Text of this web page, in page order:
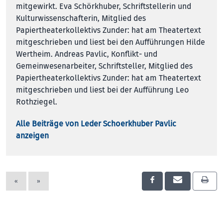
mitgewirkt. Eva Schörkhuber, Schriftstellerin und
Kulturwissenschafterin, Mitglied des
Papiertheaterkollektivs Zunder: hat am Theatertext
mitgeschrieben und liest bei den Aufführungen Hilde
Wertheim. Andreas Pavlic, Konflikt- und
Gemeinwesenarbeiter, Schriftsteller, Mitglied des
Papiertheater­kollektivs Zunder: hat am Theatertext
mitgeschrieben und liest bei der Aufführung Leo
Rothziegel.
Alle Beiträge von Leder Schoerkhuber Pavlic
anzeigen
« »